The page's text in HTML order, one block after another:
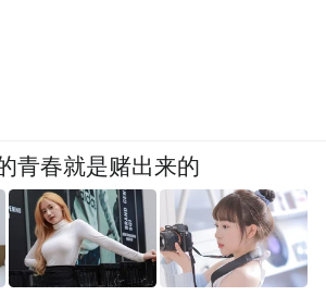
青春就是赌出来的